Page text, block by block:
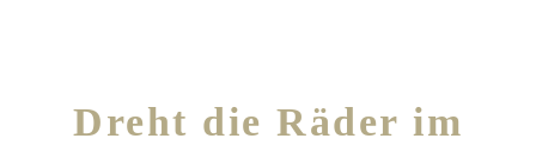
Dreht die Räder im